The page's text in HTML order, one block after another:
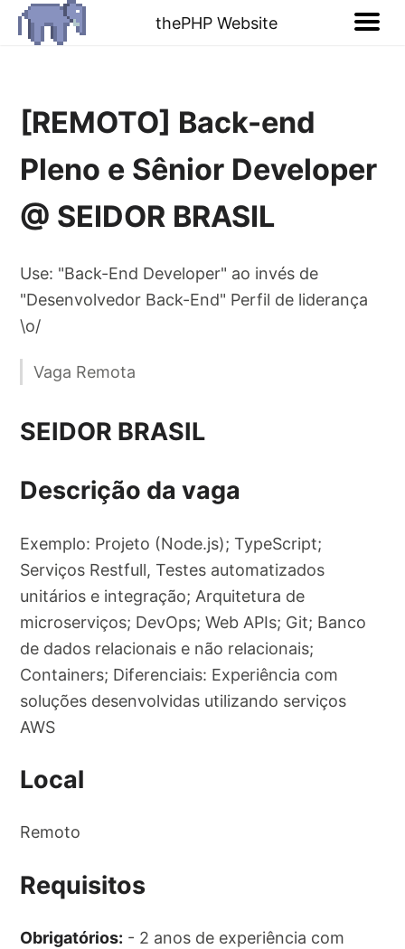
thePHP Website
[REMOTO] Back-end
Pleno e Sênior Developer
@ SEIDOR BRASIL
Use: "Back-End Developer" ao invés de
"Desenvolvedor Back-End" Perfil de liderança
\o/
Vaga Remota
SEIDOR BRASIL
Descrição da vaga
Exemplo: Projeto (Node.js); TypeScript;
Serviços Restfull, Testes automatizados
unitários e integração; Arquitetura de
microserviços; DevOps; Web APIs; Git; Banco
de dados relacionais e não relacionais;
Containers; Diferenciais: Experiência com
soluções desenvolvidas utilizando serviços
AWS
Local
Remoto
Requisitos
Obrigatórios: - 2 anos de experiência com